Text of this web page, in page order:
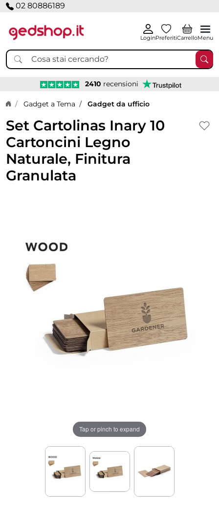
02 80886189
LoginPreferitiCarrelloMenu
2410 recensioni
Home page
Gadget a Tema Gadget da ufficio
Set Cartolinas Inary 10
Cartoncini Legno
Naturale, Finitura
Granulata
Tap or pinch to expand